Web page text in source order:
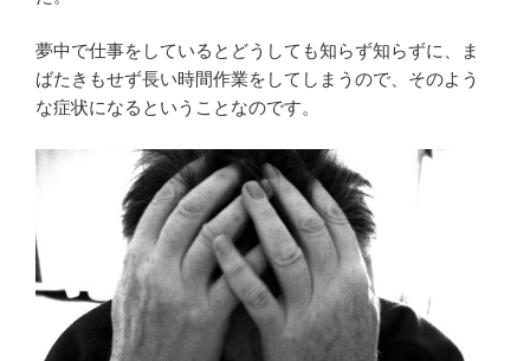
夢中で仕事をしているとどうしても知らず知らずに、ま
ばたきもせず長い時間作業をしてしまうので、そのよう
な症状になるということなのです。